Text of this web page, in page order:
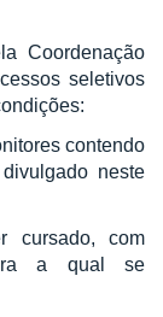
Coordenação
seletivos
contendo
neste
cursado, com
a qual se